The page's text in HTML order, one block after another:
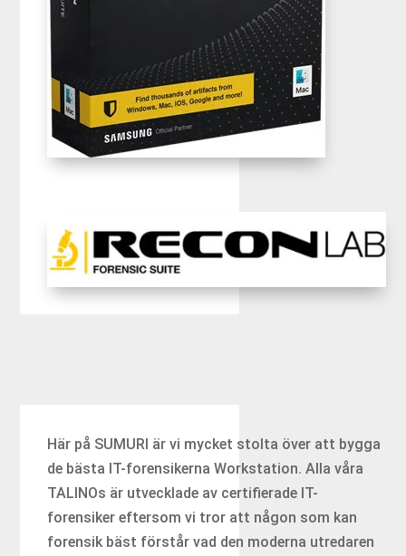
Här på SUMURI är vi mycket stolta över att bygga
de bästa IT-forensikerna Workstation. Alla våra
TALINOs är utvecklade av certifierade IT-
forensiker eftersom vi tror att någon som kan
forensik bäst förstår vad den moderna utredaren